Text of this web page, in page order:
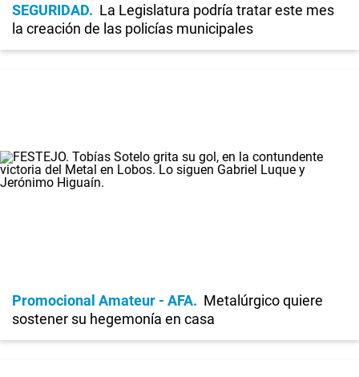
SEGURIDAD
La Legislatura podría tratar este mes
la creación de las policías municipales
Promocional Amateur - AFA
Metalúrgico quiere
sostener su hegemonía en casa